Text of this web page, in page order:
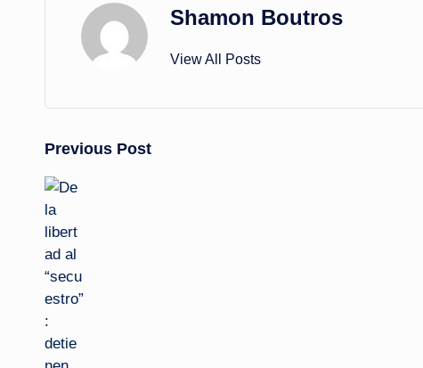
Shamon Boutros
View All Posts
Post
navigation
Previous Post